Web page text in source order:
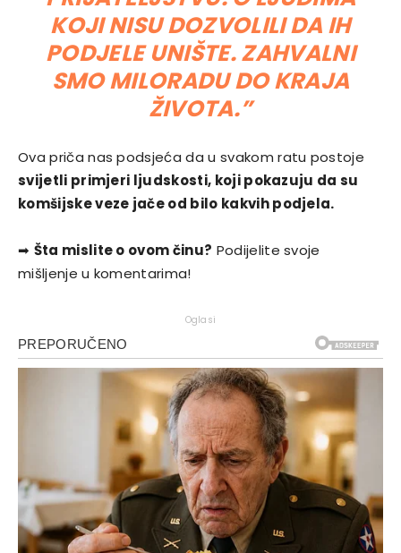
KOJI NISU DOZVOLILI DA IH
PODJELE UNIŠTE. ZAHVALNI
SMO MILORADU DO KRAJA
ŽIVOTA.”
Ova priča nas podsjeća da u svakom ratu postoje
svijetli primjeri ljudskosti, koji pokazuju da su
komšijske veze jače od bilo kakvih podjela.
➡ Šta mislite o ovom činu? Podijelite svoje
mišljenje u komentarima!
Oglasi